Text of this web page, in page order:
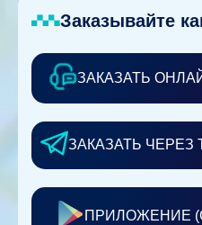
Заказывайте
ЗАКАЗАТЬ
ЗАКАЗАТЬ ЧЕРЕЗ
ПРИЛОЖЕНИЕ